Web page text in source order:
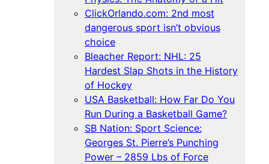
ClickOrlando.com: 2nd most
dangerous sport isn’t obvious
choice
Bleacher Report: NHL: 25
Hardest Slap Shots in the History
of Hockey
USA Basketball: How Far Do You
Run During a Basketball Game?
SB Nation: Sport Science:
Georges St. Pierre’s Punching
Power – 2859 Lbs of Force